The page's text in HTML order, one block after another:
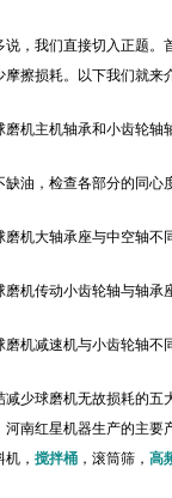
说，我们直接切入正题。
摩擦损耗。以下我们就来
磨机主机轴承和小齿轮轴
缺油，检查各部分的同心
磨机大轴承座与中空轴不
磨机传动小齿轮轴与轴承
磨机减速机与小齿轮轴不
减少球磨机无故损耗的五
河南红星机器生产的主要
， 搅拌桶，滚筒筛， 高